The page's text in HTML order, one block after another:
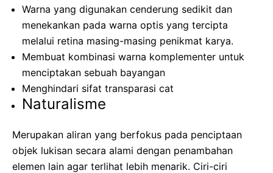
Warna yang digunakan cenderung sedikit dan
menekankan pada warna optis yang tercipta
melalui retina masing-masing penikmat karya.
Membuat kombinasi warna komplementer untuk
menciptakan sebuah bayangan
Menghindari sifat transparasi cat
Naturalisme
Merupakan aliran yang berfokus pada penciptaan
objek lukisan secara alami dengan penambahan
elemen lain agar terlihat lebih menarik. Ciri-ciri